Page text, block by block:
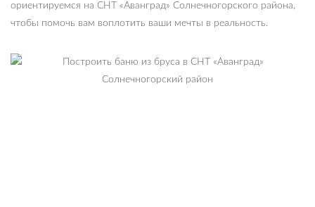
ориентируемся на СНТ «Аванград» Солнечногорского района,
чтобы помочь вам воплотить ваши мечты в реальность.